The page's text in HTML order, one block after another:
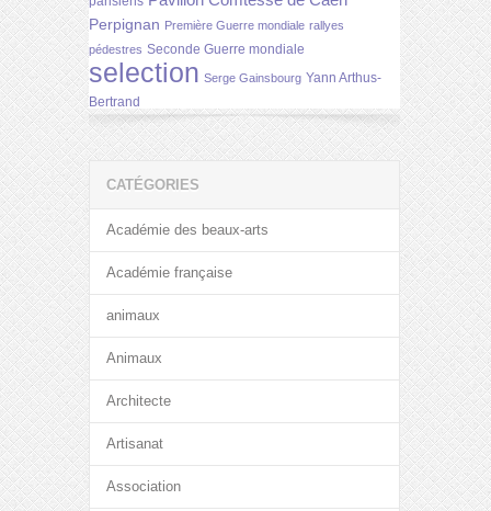
Perpignan Première Guerre mondiale rallyes
pédestres Seconde Guerre mondiale
selection Serge Gainsbourg Yann Arthus-
Bertrand
CATÉGORIES
Académie des beaux-arts
Académie française
animaux
Animaux
Architecte
Artisanat
Association